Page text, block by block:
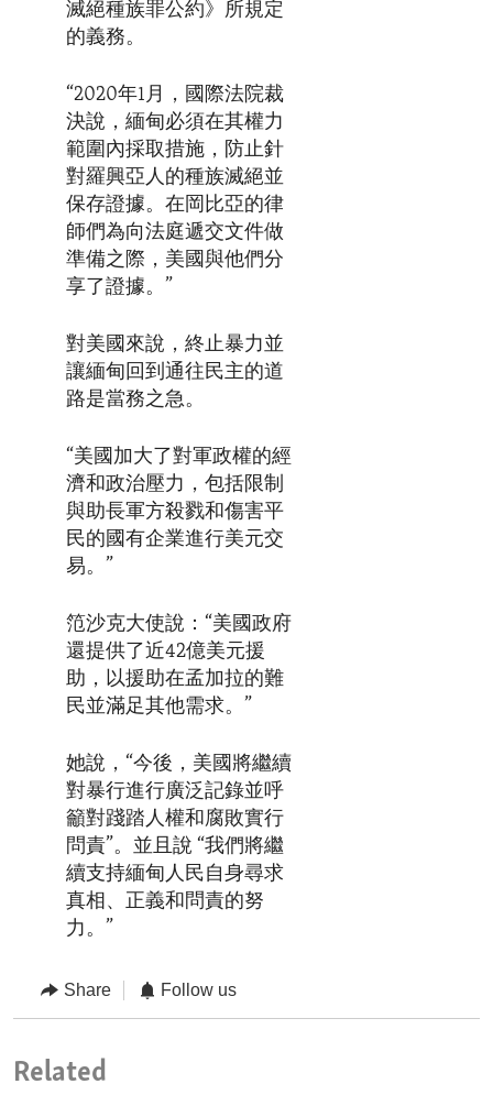
滅絕種族罪公約》所規定
的義務。
“2020年1月，國際法院裁
決說，緬甸必須在其權力
範圍內採取措施，防止針
對羅興亞人的種族滅絕並
保存證據。在岡比亞的律
師們為向法庭遞交文件做
準備之際，美國與他們分
享了證據。”
對美國來說，終止暴力並
讓緬甸回到通往民主的道
路是當務之急。
“美國加大了對軍政權的經
濟和政治壓力，包括限制
與助長軍方殺戮和傷害平
民的國有企業進行美元交
易。”
笵沙克大使說：“美國政府
還提供了近42億美元援
助，以援助在孟加拉的難
民並滿足其他需求。”
她說，“今後，美國將繼續
對暴行進行廣泛記錄並呼
籲對踐踏人權和腐敗實行
問責”。並且說 “我們將繼
續支持緬甸人民自身尋求
真相、正義和問責的努
力。”
Share Follow us
Related